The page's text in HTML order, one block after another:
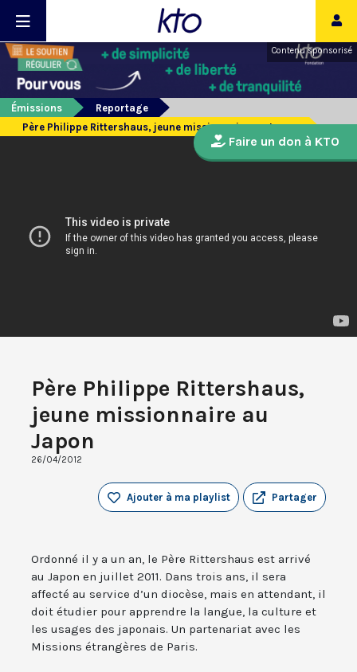
Contenu sponsorisé
Émissions
Reportage
Père Philippe Rittershaus, jeune missionnaire au Japon
Père Philippe Rittershaus,
jeune missionnaire au
Japon
26/04/2012
Partager
Ajouter à ma playlist
Ordonné il y a un an, le Père Rittershaus est arrivé
au Japon en juillet 2011. Dans trois ans, il sera
affecté au service d’un diocèse, mais en attendant, il
doit étudier pour apprendre la langue, la culture et
les usages des japonais. Un partenariat avec les
Missions étrangères de Paris.
Faire un don à KTO